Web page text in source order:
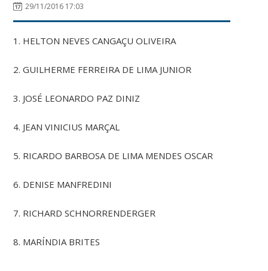
29/11/2016 17:03
1. HELTON NEVES CANGAÇU OLIVEIRA
2. GUILHERME FERREIRA DE LIMA JUNIOR
3. JOSÉ LEONARDO PAZ DINIZ
4. JEAN VINICIUS MARÇAL
5. RICARDO BARBOSA DE LIMA MENDES OSCAR
6. DENISE MANFREDINI
7. RICHARD SCHNORRENDERGER
8. MARÍNDIA BRITES